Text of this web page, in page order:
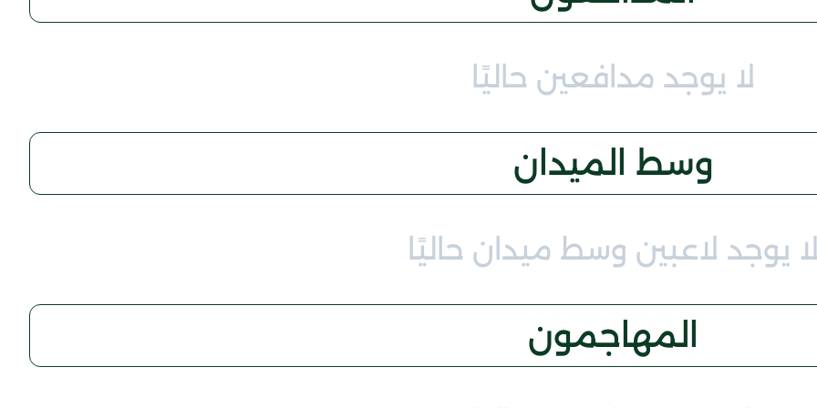
لا يوجد مدافعين حاليًا
وسط الميدان
يوجد لاعبين وسط ميدان حاليًا
المهاجمون